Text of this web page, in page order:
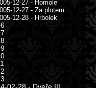
12-27 - Homole
12-27 - Za plotem...
12-28 - Hrbolek